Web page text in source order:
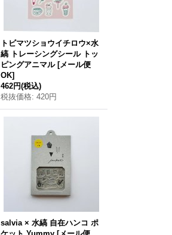
トビマツショウイチロウ×水
縞 トレーシングシール トッ
ピングアニマル [メール便
OK]
462円(税込)
税抜価格: 420円
salvia × 水縞 自在ハンコ ポ